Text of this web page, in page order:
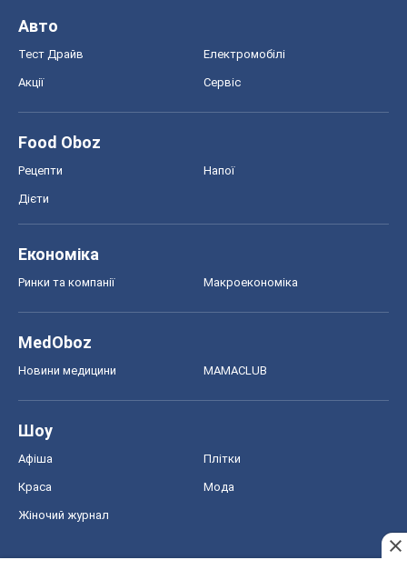
Авто
Тест Драйв Електромобілі
Акції Сервіс
Food Oboz
Рецепти Напої
Дієти
Економіка
Ринки та компанії Макроекономіка
MedOboz
Новини медицини MAMACLUB
Шоу
Афіша Плітки
Краса Мода
Жіночий журнал